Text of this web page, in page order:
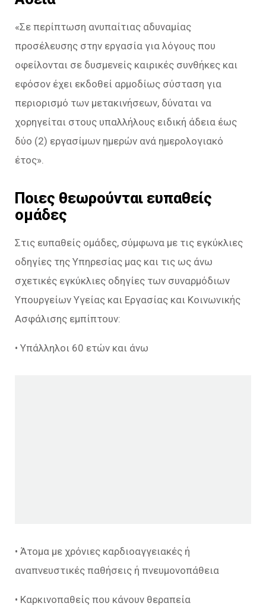
«Σε περίπτωση ανυπαίτιας αδυναμίας
προσέλευσης στην εργασία για λόγους που
οφείλονται σε δυσμενείς καιρικές συνθήκες και
εφόσον έχει εκδοθεί αρμοδίως σύσταση για
περιορισμό των μετακινήσεων, δύναται να
χορηγείται στους υπαλλήλους ειδική άδεια έως
δύο (2) εργασίμων ημερών ανά ημερολογιακό
έτος».
Ποιες θεωρούνται ευπαθείς
ομάδες
Στις ευπαθείς ομάδες, σύμφωνα με τις εγκύκλιες
οδηγίες της Υπηρεσίας μας και τις ως άνω
σχετικές εγκύκλιες οδηγίες των συναρμόδιων
Υπουργείων Υγείας και Εργασίας και Κοινωνικής
Ασφάλισης εμπίπτουν:
• Υπάλληλοι 60 ετών και άνω
• Άτομα με χρόνιες καρδιοαγγειακές ή
αναπνευστικές παθήσεις ή πνευμονοπάθεια
• Καρκινοπαθείς που κάνουν θεραπεία